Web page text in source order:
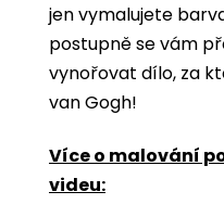
jen vymalujete
postupně se vám
vynořovat dílo, za
van Gogh!
Více o malování
videu: